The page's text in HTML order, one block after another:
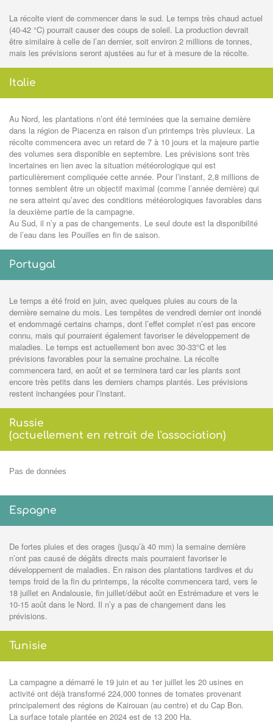
La récolte vient de commencer dans le sud. Le temps très chaud actuel
(40-42 °C) pourrait causer des coups de soleil. La production devrait
être similaire à celle de l’an dernier, soit environ 2 millions de tonnes,
mais les prévisions seront ajustées au fur et à mesure de la récolte.
Italie
Au Nord, les plantations n’ont été terminées que la semaine dernière
dans la région de Piacenza en raison d’un printemps très pluvieux. La
récolte commencera avec un retard de 7 à 10 jours et la majeure partie
des volumes sera disponible en septembre. Les prévisions sont très
incertaines en lien avec la situation météorologique qui est
particulièrement compliquée cette année. Pour l’instant, 2,8 millions de
tonnes semblent être un objectif maximal (comme l’année dernière) qui
ne sera atteint qu’avec des conditions météorologiques favorables dans
la deuxième partie de la campagne.
Au Sud, il n’y a pas de changements. Le seul doute est la disponibilité
de l’eau dans les Pouilles en fin de saison.
Portugal
Le temps a été froid en juin, avec quelques pluies au cours de la
dernière semaine du mois. Les tempêtes de vendredi dernier ont inondé
et endommagé certains champs, dont l’effet complet n’est pas encore
connu, mais qui pourraient également favoriser le développement de
maladies. Le temps est actuellement bon avec 30-33°C et les
prévisions favorables pour la semaine prochaine. La récolte
commencera tard, en août et se terminera tard car les plants sont
encore très petits dans les derniers champs plantés. Les prévisions
restent inchangées pour l’instant.
Russie
(actuellement en retrait de l'association)
Pas de données
Espagne
De fortes pluies et des orages (jusqu’à 40 mm) la semaine dernière
n’ont pas causé de dégâts directs mais pourraient favoriser le
développement de maladies. En raison des plantations tardives et du
temps froid de la fin du printemps, la récolte commencera tard, vers le
18 juillet en Andalousie, fin juillet/début août en Estrémadure et vers le
10-15 août dans le Nord. Il n’y a pas de changement dans les
prévisions.
Tunisie
La campagne a démarré le 19 juin et au 1er juillet les 20 usines en
activité ont déjà transformé 224,000 tonnes de tomates provenant
principalement des régions de Kairouan (au centre) et du Cap Bon.
La surface totale plantée en 2024 est de 13 200 Ha.